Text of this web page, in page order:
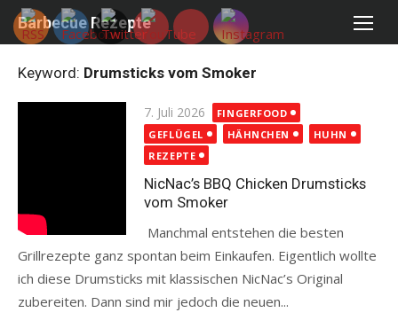
Skip
Barbecue Rezepte
Keyword: Drumsticks vom Smoker
Posted
on
7. Juli 2026
FINGERFOOD
GEFLÜGEL
HÄHNCHEN
HUHN
REZEPTE
NicNac’s BBQ Chicken Drumsticks
vom Smoker
Manchmal entstehen die besten
Grillrezepte ganz spontan beim Einkaufen. Eigentlich wollte
ich diese Drumsticks mit klassischen NicNac’s Original
zubereiten. Dann sind mir jedoch die neuen...